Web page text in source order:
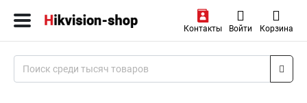
Контакты Войти Корзина